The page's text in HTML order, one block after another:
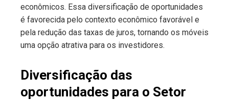
econômicos. Essa diversificação de oportunidades
é favorecida pelo contexto econômico favorável e
pela redução das taxas de juros, tornando os móveis
uma opção atrativa para os investidores.
Diversificação das
oportunidades para o Setor